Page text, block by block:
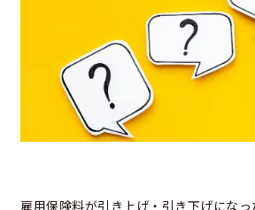
雇用保険料が引き上げ・引き下げにな